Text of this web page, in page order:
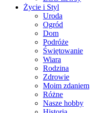
Życie i Styl
Uroda
Ogród
Dom
Podróże
Świętowanie
Wiara
Rodzina
Zdrowie
Moim zdaniem
Różne
Nasze hobby